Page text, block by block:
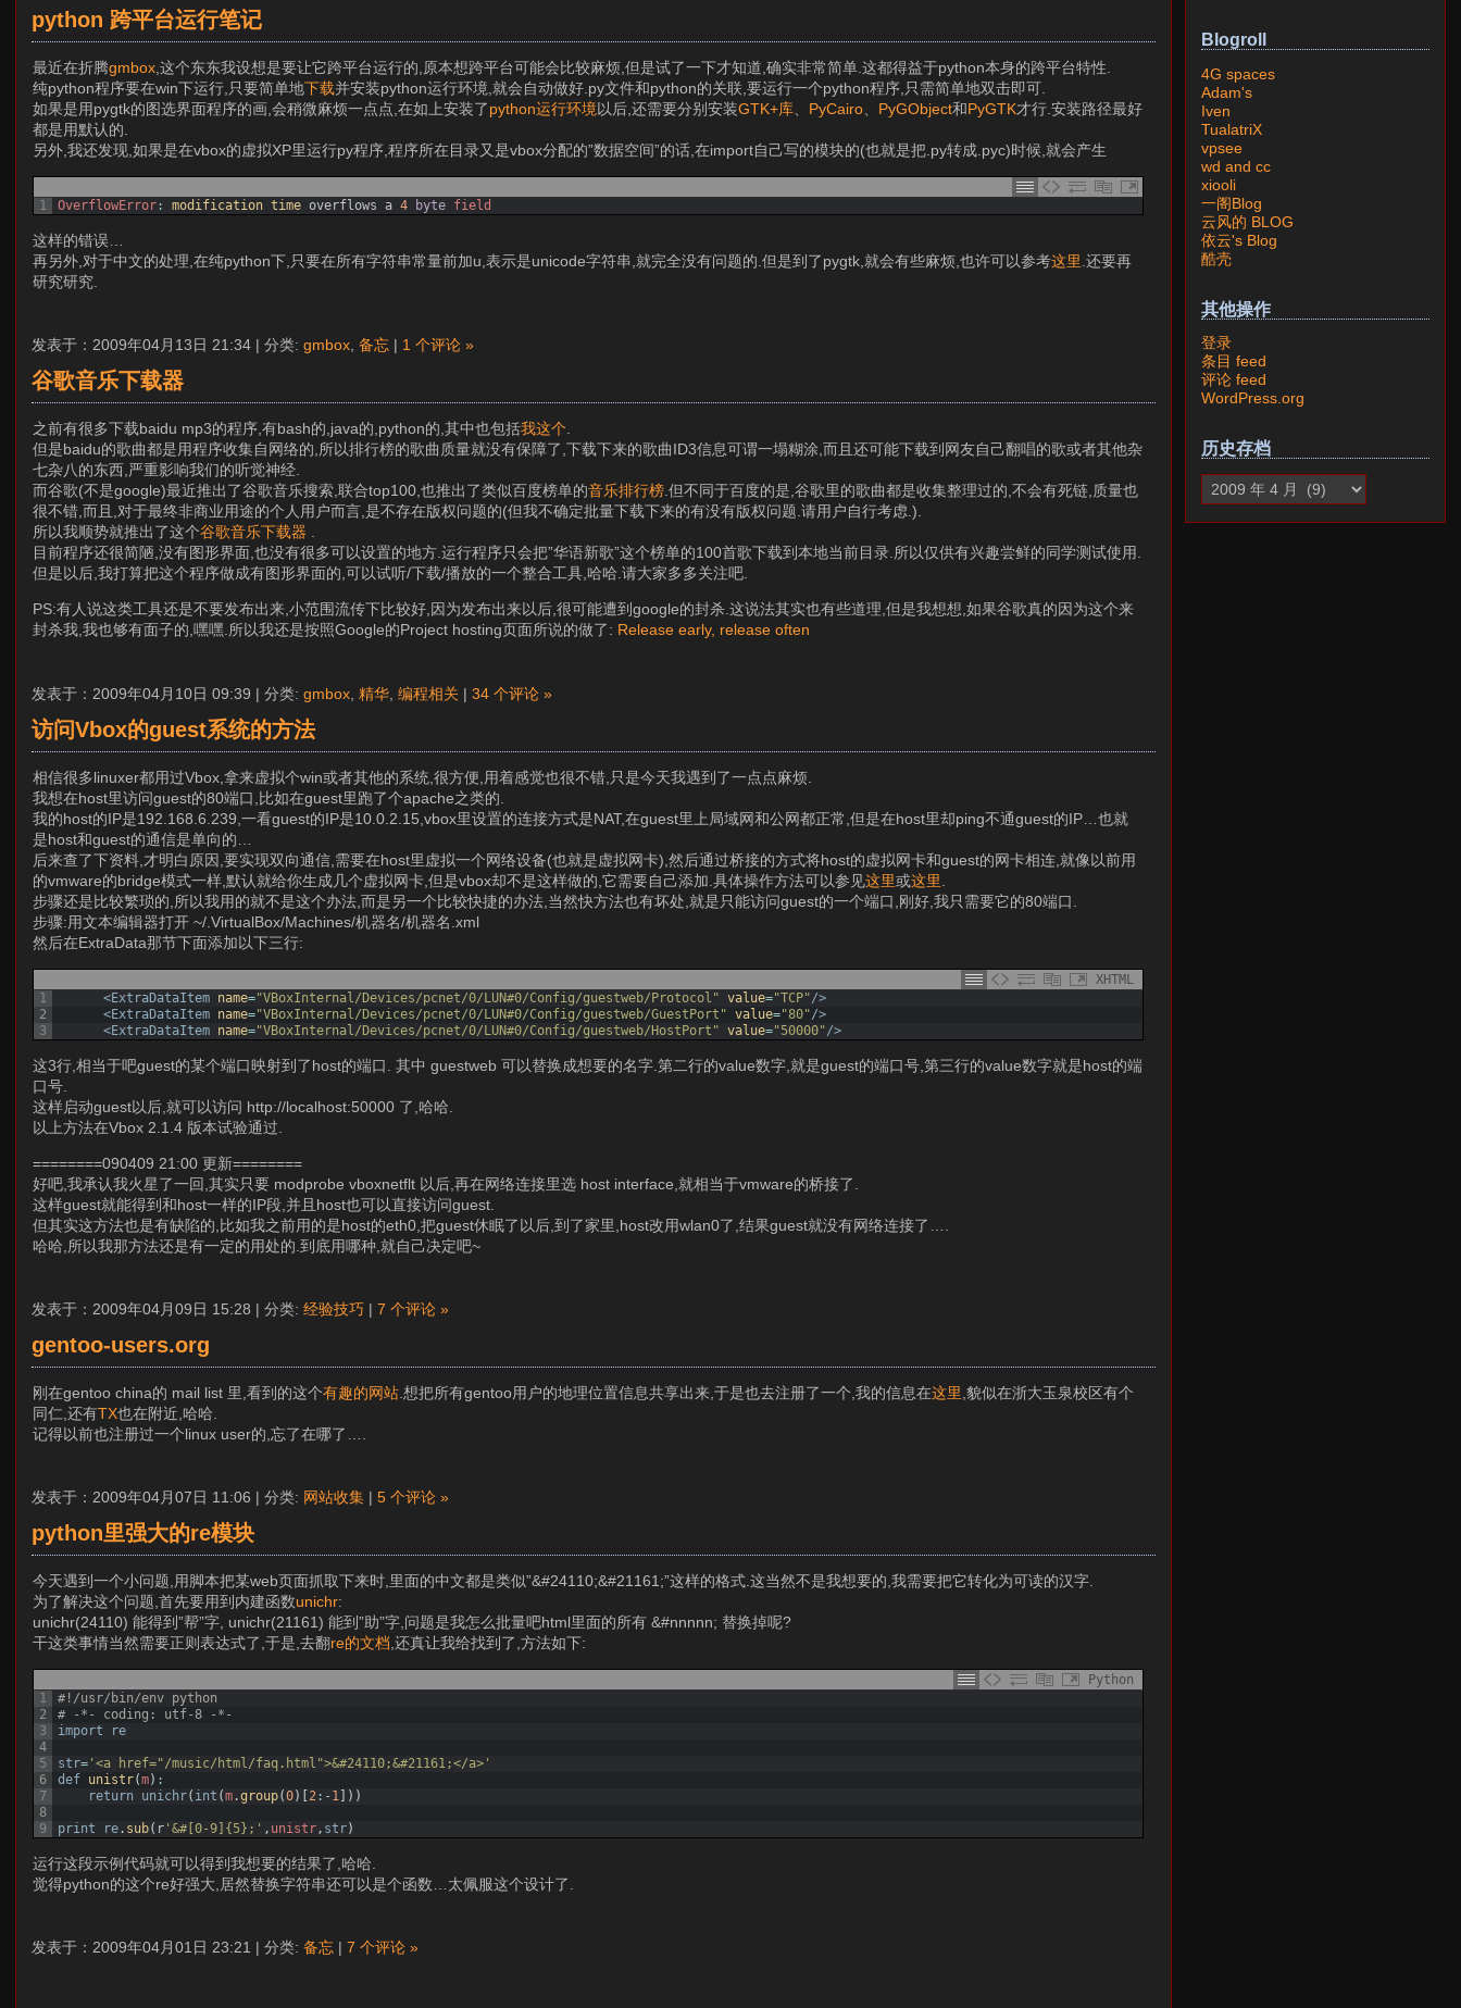
python 跨平台运行笔记
最近在折腾gmbox,这个东东我设想是要让它跨平台运行的,原本想跨平台可能会比较麻烦,但是试了一下才知道,确实非常简单.这都得益于python本身的跨平台特性.
纯python程序要在win下运行,只要简单地下载并安装python运行环境,就会自动做好.py文件和python的关联,要运行一个python程序,只需简单地双击即可.
如果是用pygtk的图选界面程序的画,会稍微麻烦一点点,在如上安装了python运行环境以后,还需要分别安装GTK+库、 PyCairo、 PyGObject和PyGTK才行.安装路径最好
都是用默认的.
另外,我还发现,如果是在vbox的虚拟XP里运行py程序,程序所在目录又是vbox分配的”数据空间”的话,在import自己写的模块的(也就是把.py转成.pyc)时候,就会产生
1 OverflowError : modification time overflows a 4 byte field
这样的错误…
再另外,对于中文的处理,在纯python下,只要在所有字符串常量前加u,表示是unicode字符串,就完全没有问题的.但是到了pygtk,就会有些麻烦,也许可以参考这里.还要再
研究研究.
发表于：2009年04月13日 21:34 | 分类: gmbox, 备忘 | 1 个评论 »
谷歌音乐下载器
之前有很多下载baidu mp3的程序,有bash的,java的,python的,其中也包括我这个.
但是baidu的歌曲都是用程序收集自网络的,所以排行榜的歌曲质量就没有保障了,下载下来的歌曲ID3信息可谓一塌糊涂,而且还可能下载到网友自己翻唱的歌或者其他杂
七杂八的东西,严重影响我们的听觉神经.
而谷歌(不是google)最近推出了谷歌音乐搜索,联合top100,也推出了类似百度榜单的音乐排行榜.但不同于百度的是,谷歌里的歌曲都是收集整理过的,不会有死链,质量也
很不错,而且,对于最终非商业用途的个人用户而言,是不存在版权问题的(但我不确定批量下载下来的有没有版权问题.请用户自行考虑.).
所以我顺势就推出了这个谷歌音乐下载器 .
目前程序还很简陋,没有图形界面,也没有很多可以设置的地方.运行程序只会把”华语新歌”这个榜单的100首歌下载到本地当前目录.所以仅供有兴趣尝鲜的同学测试使用.
但是以后,我打算把这个程序做成有图形界面的,可以试听/下载/播放的一个整合工具,哈哈.请大家多多关注吧.
PS:有人说这类工具还是不要发布出来,小范围流传下比较好,因为发布出来以后,很可能遭到google的封杀.这说法其实也有些道理,但是我想想,如果谷歌真的因为这个来
封杀我,我也够有面子的,嘿嘿.所以我还是按照Google的Project hosting页面所说的做了: Release early, release often
发表于：2009年04月10日 09:39 | 分类: gmbox 精华 编程相关 | 34 个评论 »
访问Vbox的guest系统的方法
相信很多linuxer都用过Vbox,拿来虚拟个win或者其他的系统,很方便,用着感觉也很不错,只是今天我遇到了一点点麻烦.
我想在host里访问guest的80端口,比如在guest里跑了个apache之类的.
我的host的IP是192.168.6.239,一看guest的IP是10.0.2.15,vbox里设置的连接方式是NAT,在guest里上局域网和公网都正常,但是在host里却ping不通guest的IP…也就
是host和guest的通信是单向的…
后来查了下资料,才明白原因,要实现双向通信,需要在host里虚拟一个网络设备(也就是虚拟网卡),然后通过桥接的方式将host的虚拟网卡和guest的网卡相连,就像以前用
的vmware的bridge模式一样,默认就给你生成几个虚拟网卡,但是vbox却不是这样做的,它需要自己添加.具体操作方法可以参见这里或这里
步骤还是比较繁琐的,所以我用的就不是这个办法,而是另一个比较快捷的办法,当然快方法也有坏处,就是只能访问guest的一个端口,刚好,我只需要它的80端口.
步骤:用文本编辑器打开 ~/.VirtualBox/Machines/机器名/机器名.xml
然后在ExtraData那节下面添加以下三行:
XHTML
1
2
3
<ExtraDataItem name="VBoxInternal/Devices/pcnet/0/LUN#0/Config/guestweb/Protocol" value="TCP"/>
<ExtraDataItem name="VBoxInternal/Devices/pcnet/0/LUN#0/Config/guestweb/GuestPort" value="80"/>
<ExtraDataItem name="VBoxInternal/Devices/pcnet/0/LUN#0/Config/guestweb/HostPort" value="50000"/>
这3行,相当于吧guest的某个端口映射到了host的端口. 其中 guestweb 可以替换成想要的名字.第二行的value数字,就是guest的端口号,第三行的value数字就是host的端
口号.
这样启动guest以后,就可以访问 http://localhost:50000 了,哈哈.
以上方法在Vbox 2.1.4 版本试验通过.
========090409 21:00 更新========
好吧,我承认我火星了一回,其实只要 modprobe vboxnetflt 以后,再在网络连接里选 host interface,就相当于vmware的桥接了.
这样guest就能得到和host一样的IP段,并且host也可以直接访问guest.
但其实这方法也是有缺陷的,比如我之前用的是host的eth0,把guest休眠了以后,到了家里,host改用wlan0了,结果guest就没有网络连接了….
哈哈,所以我那方法还是有一定的用处的.到底用哪种,就自己决定吧~
发表于：2009年04月09日 15:28 | 分类: 经验技巧 | 7 个评论 »
gentoo-users.org
刚在gentoo china的 mail list 里,看到的这个有趣的网站 .想把所有gentoo用户的地理位置信息共享出来,于是也去注册了一个,我的信息在这里 ,貌似在浙大玉泉校区有个
同仁,还有TX也在附近,哈哈.
记得以前也注册过一个linux user的,忘了在哪了….
发表于：2009年04月07日 11:06 | 分类: 网站收集 | 5 个评论 »
python里强大的re模块
今天遇到一个小问题,用脚本把某web页面抓取下来时,里面的中文都是类似”&#24110;&#21161;”这样的格式.这当然不是我想要的,我需要把它转化为可读的汉字.
为了解决这个问题,首先要用到内建函数unichr:
unichr(24110) 能得到”帮”字, unichr(21161) 能到”助”字,问题是我怎么批量吧html里面的所有 &#nnnnn; 替换掉呢?
干这类事情当然需要正则表达式了,于是,去翻re的文档 ,还真让我给找到了,方法如下:
Python
1
2
3
4
5
6
7
8
9
#!/usr/bin/env python
# -*- coding: utf-8 -*-
import
re
str= '<a href="/music/html/faq.html">&#24110;&#21161;</a>'
def unistr(m) :
return
unichr( int (m.group(0) 2 : - 1 ) )
print re. sub( r '&#[0-9]{5};' , unistr, str)
运行这段示例代码就可以得到我想要的结果了,哈哈.
觉得python的这个re好强大,居然替换字符串还可以是个函数…太佩服这个设计了.
发表于：2009年04月01日 23:21 | 分类: 备忘 | 7 个评论 »
Blogroll
4G spaces
Adam's
Iven
TualatriX
vpsee
wd and cc
xiooli
一阁Blog
云风的 BLOG
依云's Blog
酷壳
其他操作
登录
条目 feed
评论 feed
WordPress.org
历史存档